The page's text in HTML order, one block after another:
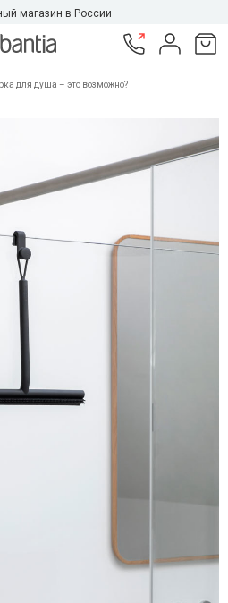
магазин в России
для душа – это возможно?